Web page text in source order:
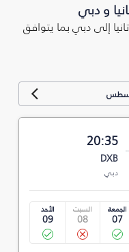
و دبي
إلى دبي بما يتوافق
20:35
DXB
دبي
الجمعة
07
السبت
08
الأحد
09